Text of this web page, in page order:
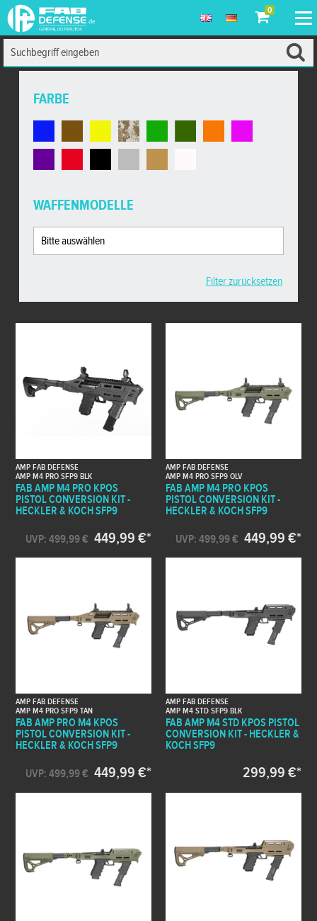
0
FARBE
WAFFENMODELLE
Filter zurücksetzen
AMP FAB DEFENSE
AMP M4 PRO SFP9 BLK
FAB AMP M4 PRO KPOS
PISTOL CONVERSION KIT -
HECKLER & KOCH SFP9
UVP: 499,99 € 449,99 €*
AMP FAB DEFENSE
AMP M4 PRO SFP9 OLV
FAB AMP M4 PRO KPOS
PISTOL CONVERSION KIT -
HECKLER & KOCH SFP9
UVP: 499,99 € 449,99 €*
AMP FAB DEFENSE
AMP M4 PRO SFP9 TAN
FAB AMP PRO M4 KPOS
PISTOL CONVERSION KIT -
HECKLER & KOCH SFP9
UVP: 499,99 € 449,99 €*
AMP FAB DEFENSE
AMP M4 STD SFP9 BLK
FAB AMP M4 STD KPOS PISTOL
CONVERSION KIT - HECKLER &
KOCH SFP9
299,99 €*